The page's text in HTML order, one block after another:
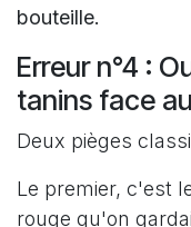
bouteille.
Erreur n°4 :
tanins face
Deux pièges
Le premier, c'est
rouge qu'on